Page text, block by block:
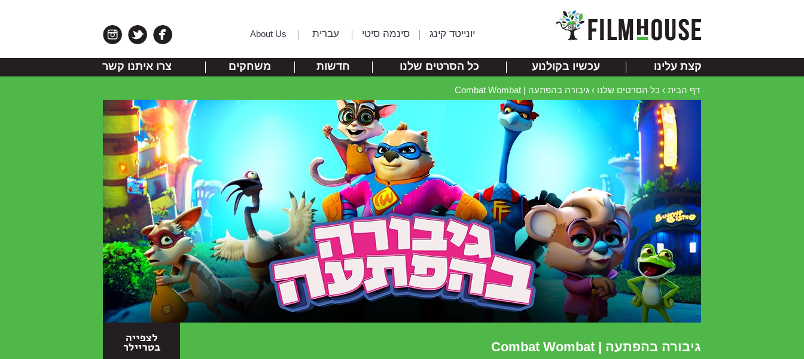
יונייטד קינג סינמה סיטי עברית About Us
קצת עלינו עכשיו בקולנוע כל הסרטים שלנו חדשות משחקים צרו איתנו קשר
דף הבית › כל הסרטים שלנו › גיבורה בהפתעה | Combat Wombat
גיבורה בהפתעה | Combat Wombat